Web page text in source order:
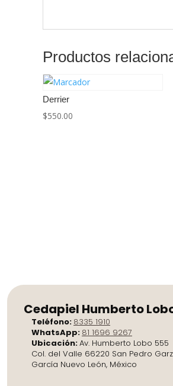
Productos
Derrier
$550.00
Cedapiel Humberto
Teléfono: 8335 1910
WhatsApp: 81 1696 9267
Ubicación:Av. Humberto Lobo 555
Col. del Valle 66220 San Pedro
García Nuevo León, México